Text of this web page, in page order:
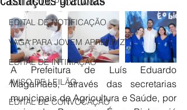
EDITAIS DE PROCLAMAS
EDITAL DE NOTIFICAÇÃO
VAGA PARA JOVEM APRENDIZ
EDITAL DE INTIMAÇÃO
AVISO DE LEILÃO
EDITAL DE CONVOCAÇÃO
A Prefeitura de Luís Eduardo
Magalhães, através das secretarias
municipais de Agricultura e Saúde, por